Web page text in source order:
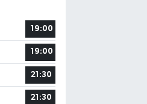
19:00
19:00
21:30
21:30